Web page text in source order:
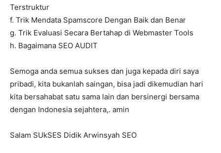
Terstruktur
f. Trik Mendata Spamscore Dengan Baik dan Benar
g. Trik Evaluasi Secara Bertahap di Webmaster Tools
h. Bagaimana SEO AUDIT
Semoga anda semua sukses dan juga kepada diri saya
pribadi, kita bukanlah saingan, bisa jadi dikemudian hari
kita bersahabat satu sama lain dan bersinergi bersama
dengan Indonesia sejahtera,. amin
Salam SUkSES Didik Arwinsyah SEO